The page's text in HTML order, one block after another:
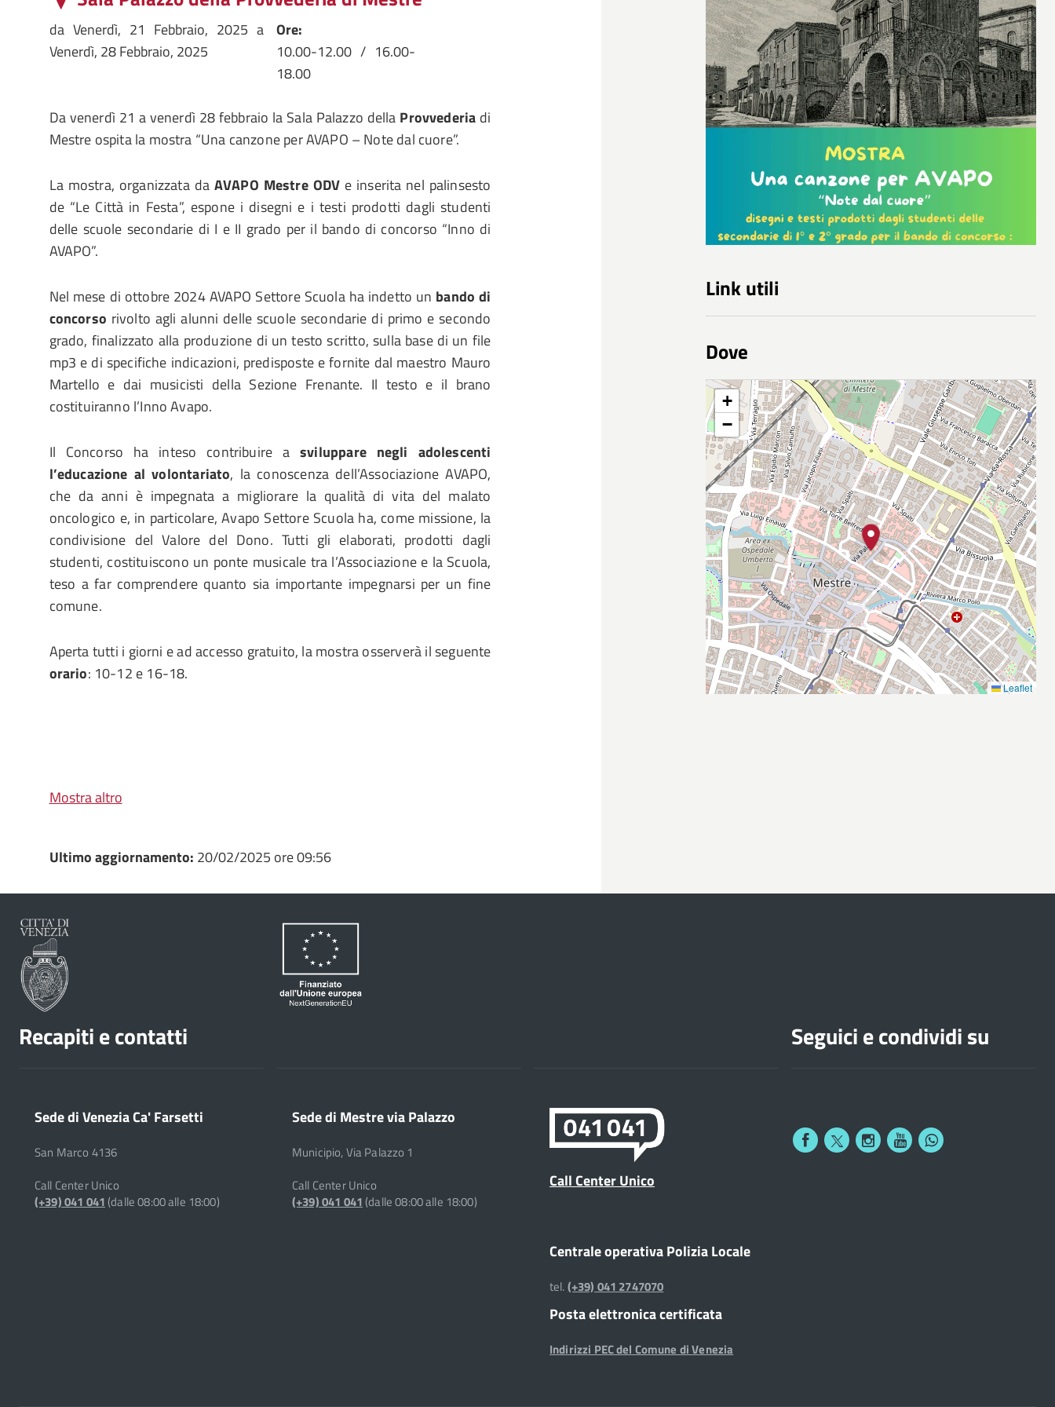
da Venerdì, 21 Febbraio, 2025 a
Venerdì, 28 Febbraio, 2025
Ore:
10.00-12.00 / 16.00-
18.00
Da venerdì 21 a venerdì 28 febbraio la Sala Palazzo della Provvederia di
Mestre ospita la mostra “Una canzone per AVAPO – Note dal cuore”.
La mostra, organizzata da AVAPO Mestre ODV e inserita nel palinsesto
de “Le Città in Festa”, espone i disegni e i testi prodotti dagli studenti
delle scuole secondarie di I e II grado per il bando di concorso “Inno di
AVAPO”.
Nel mese di ottobre 2024 AVAPO Settore Scuola ha indetto un bando di
concorso rivolto agli alunni delle scuole secondarie di primo e secondo
grado, finalizzato alla produzione di un testo scritto, sulla base di un file
mp3 e di specifiche indicazioni, predisposte e fornite dal maestro Mauro
Martello e dai musicisti della Sezione Frenante. Il testo e il brano
costituiranno l’Inno Avapo.
Il Concorso ha inteso contribuire a sviluppare negli adolescenti
l’educazione al volontariato, la conoscenza dell’Associazione AVAPO,
che da anni è impegnata a migliorare la qualità di vita del malato
oncologico e, in particolare, Avapo Settore Scuola ha, come missione, la
condivisione del Valore del Dono. Tutti gli elaborati, prodotti dagli
studenti, costituiscono un ponte musicale tra l’Associazione e la Scuola,
teso a far comprendere quanto sia importante impegnarsi per un fine
comune.
Aperta tutti i giorni e ad accesso gratuito, la mostra osserverà il seguente
orario: 10-12 e 16-18.
Mostra altro
Link utili
Dove
+
−
Leaflet
Ultimo aggiornamento: 20/02/2025 ore 09:56
Recapiti e contatti
Sede di Venezia Ca' Farsetti
San Marco 4136
Call Center Unico
(+39) 041 041(dalle 08:00 alle 18:00)
Sede di Mestre via Palazzo
Municipio, Via Palazzo 1
Call Center Unico
(+39) 041 041(dalle 08:00 alle 18:00)
Call Center Unico
Centrale operativa Polizia Locale
tel.(+39) 041 2747070
Posta elettronica certificata
Indirizzi PEC del Comune di Venezia
Seguici e condividi su